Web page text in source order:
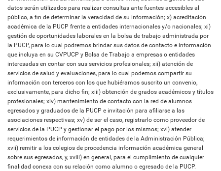
datos serán utilizados para realizar consultas ante fuentes accesibles al
público, a fin de determinar la veracidad de su información; x) acreditación
académica de la PUCP frente a entidades internacionales y/o nacionales; xi)
gestión de oportunidades laborales en la bolsa de trabajo administrada por
la PUCP, para lo cual podremos brindar sus datos de contacto e información
que incluya en su CVPUCP y Bolsa de Trabajo a empresas o entidades
interesadas en contar con sus servicios profesionales; xii) atención de
servicios de salud y evaluaciones, para lo cual podemos compartir su
información con terceros con los que hubiéramos suscrito un convenio,
exclusivamente, para dicho fin; xiii) obtención de grados académicos y títulos
profesionales; xiv) mantenimiento de contacto con la red de alumnos
egresados y graduados de la PUCP e invitación para afiliarse a las
asociaciones respectivas; xv) de ser el caso, registrarlo como proveedor de
servicios de la PUCP y gestionar el pago por los mismos; xvi) atender
requerimientos de información de entidades de la Administración Pública;
xvii) remitir a los colegios de procedencia información académica general
sobre sus egresados, y, xviii) en general, para el cumplimiento de cualquier
finalidad conexa con su relación como alumno o egresado de la PUCP.